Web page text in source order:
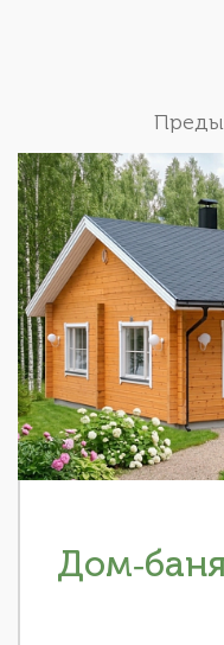
Дом-баня